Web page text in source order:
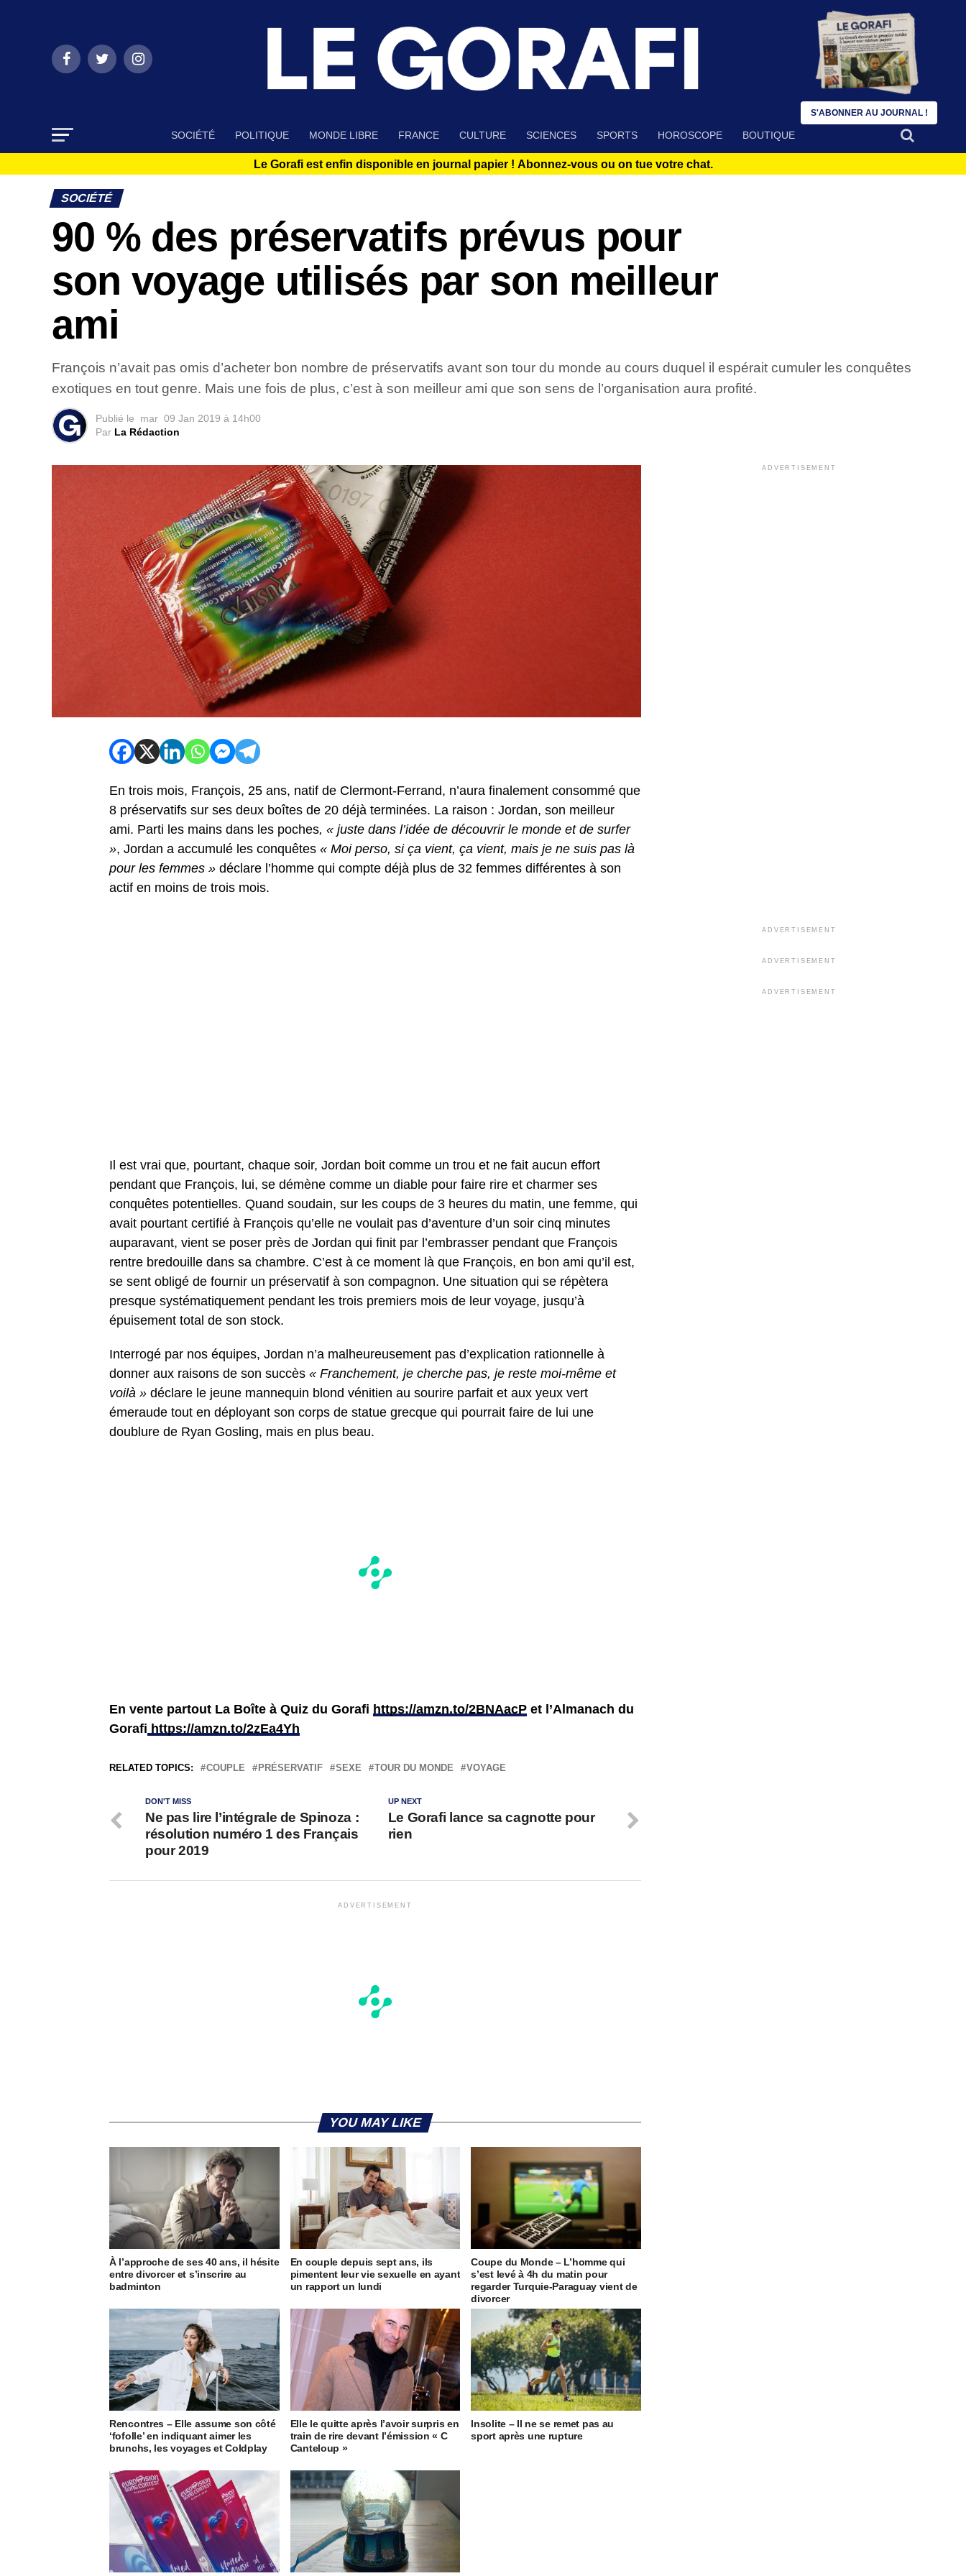
SOCIÉTÉ POLITIQUE MONDE LIBRE FRANCE CULTURE SCIENCES SPORTS HOROSCOPE BOUTIQUE
Le Gorafi est enfin disponible en journal papier ! Abonnez-vous ou on tue votre chat.
SOCIÉTÉ
90 % des préservatifs prévus pour
son voyage utilisés par son meilleur
ami
François n’avait pas omis d’acheter bon nombre de préservatifs avant son tour du monde au cours duquel il espérait cumuler les conquêtes
exotiques en tout genre. Mais une fois de plus, c’est à son meilleur ami que son sens de l’organisation aura profité.
Publié le mar 09 Jan 2019 à 14h00
Par La Rédaction
En trois mois, François, 25 ans, natif de Clermont-Ferrand, n’aura finalement consommé que
8 préservatifs sur ses deux boîtes de 20 déjà terminées. La raison : Jordan, son meilleur
ami. Parti les mains dans les poches, « juste dans l’idée de découvrir le monde et de surfer
», Jordan a accumulé les conquêtes « Moi perso, si ça vient, ça vient, mais je ne suis pas là
pour les femmes » déclare l’homme qui compte déjà plus de 32 femmes différentes à son
actif en moins de trois mois.
Il est vrai que, pourtant, chaque soir, Jordan boit comme un trou et ne fait aucun effort
pendant que François, lui, se démène comme un diable pour faire rire et charmer ses
conquêtes potentielles. Quand soudain, sur les coups de 3 heures du matin, une femme, qui
avait pourtant certifié à François qu’elle ne voulait pas d’aventure d’un soir cinq minutes
auparavant, vient se poser près de Jordan qui finit par l’embrasser pendant que François
rentre bredouille dans sa chambre. C’est à ce moment là que François, en bon ami qu’il est,
se sent obligé de fournir un préservatif à son compagnon. Une situation qui se répètera
presque systématiquement pendant les trois premiers mois de leur voyage, jusqu’à
épuisement total de son stock.
Interrogé par nos équipes, Jordan n’a malheureusement pas d’explication rationnelle à
donner aux raisons de son succès « Franchement, je cherche pas, je reste moi-même et
voilà » déclare le jeune mannequin blond vénitien au sourire parfait et aux yeux vert
émeraude tout en déployant son corps de statue grecque qui pourrait faire de lui une
doublure de Ryan Gosling, mais en plus beau.
En vente partout La Boîte à Quiz du Gorafi https://amzn.to/2BNAacP et l’Almanach du
Gorafi https://amzn.to/2zEa4Yh
RELATED TOPICS: COUPLE PRÉSERVATIF SEXE TOUR DU MONDE VOYAGE
UP NEXT
Le Gorafi lance sa cagnotte pour
rien
DON'T MISS
Ne pas lire l’intégrale de Spinoza :
résolution numéro 1 des Français
pour 2019
ADVERTISEMENT
YOU MAY LIKE
À l’approche de ses 40 ans, il hésite
entre divorcer et s’inscrire au
badminton
En couple depuis sept ans, ils
pimentent leur vie sexuelle en ayant
un rapport un lundi
Coupe du Monde – L’homme qui
s’est levé à 4h du matin pour
regarder Turquie-Paraguay vient de
divorcer
Rencontres – Elle assume son côté
‘fofolle’ en indiquant aimer les
brunchs, les voyages et Coldplay
Elle le quitte après l’avoir surpris en
train de rire devant l’émission « C
Canteloup »
Insolite – Il ne se remet pas au
sport après une rupture
ADVERTISEMENT
ADVERTISEMENT
ADVERTISEMENT
ADVERTISEMENT
S'ABONNER AU JOURNAL !